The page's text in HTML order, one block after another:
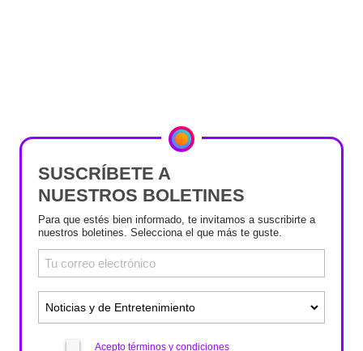
SUSCRÍBETE A
NUESTROS BOLETINES
Para que estés bien informado, te invitamos a suscribirte a
nuestros boletines. Selecciona el que más te guste.
Acepto términos y condiciones